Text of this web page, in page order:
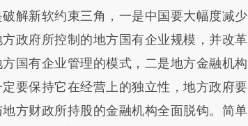
和校验。
破解新软约束三角，一是中国要大幅度减少
方政府所控制的地方国有企业规模，并改革
方国有企业管理的模式，二是地方金融机构
定要保持它在经营上的独立性，地方政府要
地方财政所持股的金融机构全面脱钩。简单